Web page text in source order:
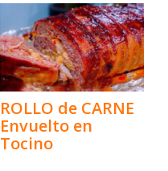
ROLLO de CARNE
Envuelto en
Tocino